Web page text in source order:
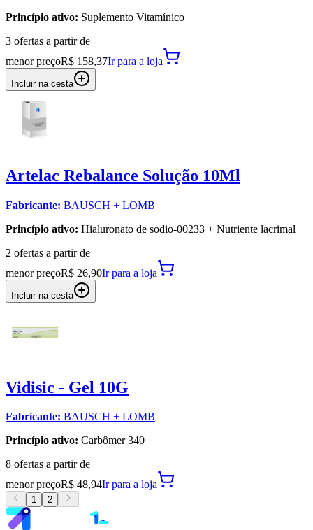
Princípio ativo: Suplemento Vitamínico
3 ofertas a partir de
menor preçoR$ 158,37Ir para a loja
Incluir na cesta
Artelac Rebalance Solução 10Ml
Fabricante: BAUSCH + LOMB
Princípio ativo: Hialuronato de sodio-00233 + Nutriente lacrimal
2 ofertas a partir de
menor preçoR$ 26,90Ir para a loja
Incluir na cesta
Vidisic - Gel 10G
Fabricante: BAUSCH + LOMB
Princípio ativo: Carbômer 340
8 ofertas a partir de
menor preçoR$ 48,94Ir para a loja
1 2